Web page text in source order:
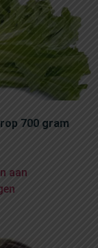
700 gram
aan